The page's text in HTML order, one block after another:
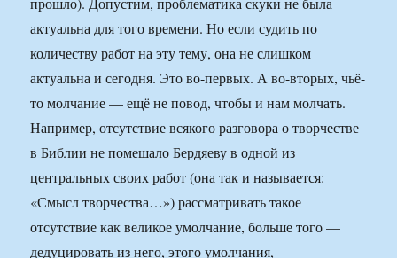
актуальна для того времени. Но если судить по
количеству работ на эту тему, она не слишком
актуальна и сегодня. Это во-первых. А во-вторых, чьё-
то молчание — ещё не повод, чтобы и нам молчать.
Например, отсутствие всякого разговора о творчестве
в Библии не помешало Бердяеву в одной из
центральных своих работ (она так и называется:
«Смысл творчества…») рассматривать такое
отсутствие как великое умолчание, больше того —
дедуцировать из него, этого умолчания,